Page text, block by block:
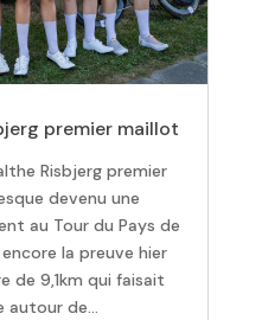
premier maillot
Risbjerg premier
devenu une
au Tour du Pays de
la preuve hier
9,1km qui faisait
autour de...